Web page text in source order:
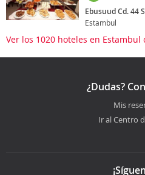
Ebusuud Cd. 44
Estambul
Ver los 1020 hoteles en Estambul
¿Dudas?
Mis
Ir al Centro